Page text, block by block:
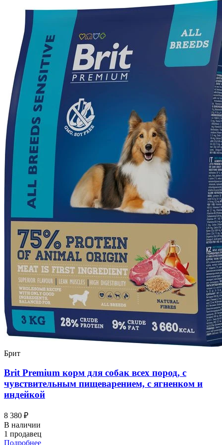
Брит
Brit Premium корм для собак всех пород, с
чувствительным пищеварением, с ягненком и
индейкой
8 380 ₽
В наличии
1 продавец
Подробнее